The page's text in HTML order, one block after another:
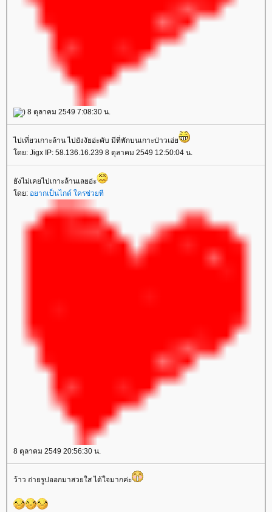
) 8 ตุลาคม 2549 7:08:30 น.
ไปเที่ยวเกาะล้าน ไปยังงัยอ่ะคับ มีที่พักบนเกาะป่าวเอ่
ดย: Jigx IP: 58.136.16.239 8 ตุลาคม 2549 12:50:04 น.
ังไม่เคยไปเกาะล้านเลยอ่ะ
ดย: อยากเป็นไกด์ ใครช่วยที
8 ตุลาคม 2549 20:56:30 น.
ว้าว ถ่ายรูปออกมาสวยใส ได้ใจมากค่ะ